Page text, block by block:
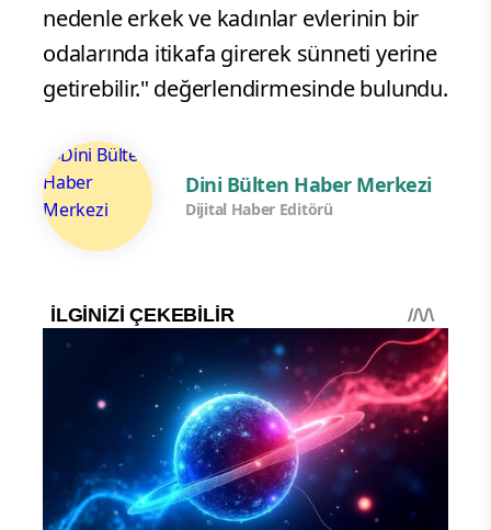
nedenle erkek ve kadınlar evlerinin bir
odalarında itikafa girerek sünneti yerine
getirebilir." değerlendirmesinde bulundu.
Dini Bülten Haber Merkezi
Dijital Haber Editörü